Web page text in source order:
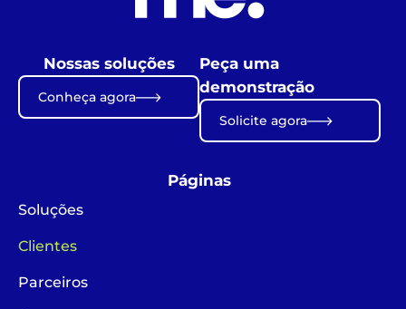
Nossas soluções
Conheça agora
Peça uma
demonstração
Solicite agora
Páginas
Soluções
Clientes
Parceiros